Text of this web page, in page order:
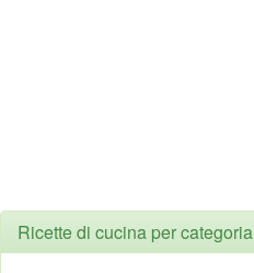
Ricette di cucina per categoria